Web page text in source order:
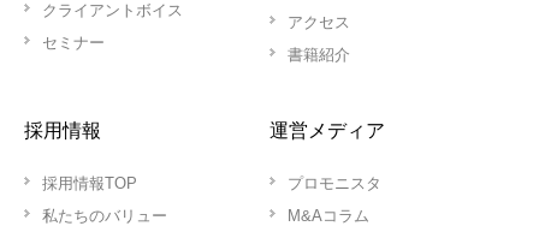
クライアントボイス
セミナー
アクセス
書籍紹介
採用情報
採用情報TOP
私たちのバリュー
運営メディア
プロモニスタ
M&Aコラム